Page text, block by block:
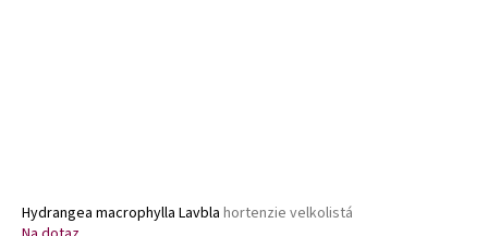
Hydrangea macrophylla Lavbla hortenzie velkolistá